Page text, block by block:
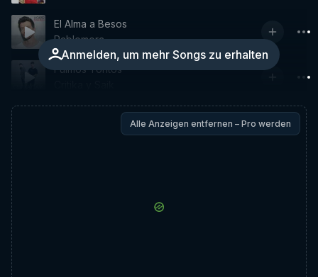
Anmelden, um mehr Songs zu erhalten
El Alma a Besos
Pablomora
Fuimos Tontos
Alle Anzeigen entfernen – Pro werden